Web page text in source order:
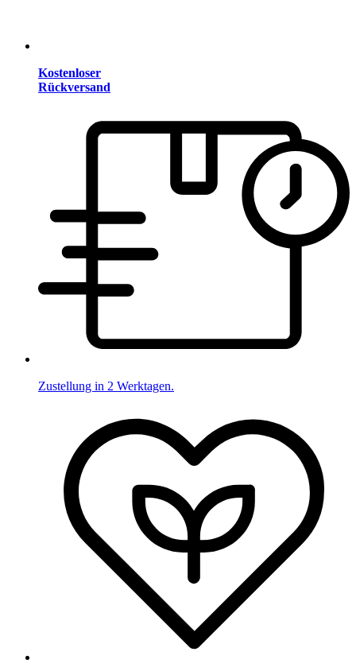
Kostenloser
Rückversand
Zustellung in 2 Werktagen.